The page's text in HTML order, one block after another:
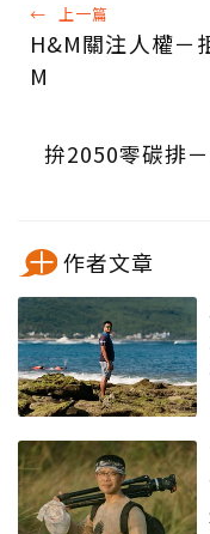
← 上一篇
H&M關注人權－
M
拚2050零碳排
作者文章